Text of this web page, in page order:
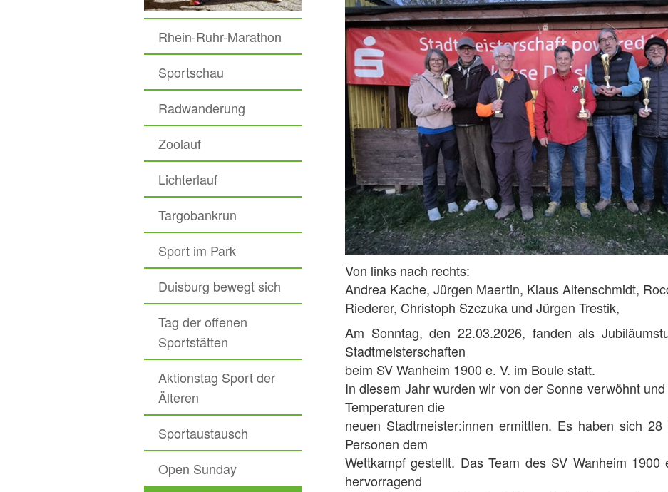
Rhein-Ruhr-Marathon
Sportschau
Radwanderung
Zoolauf
Lichterlauf
Targobankrun
Sport im Park
Duisburg bewegt sich
Tag der offenen
Sportstätten
Aktionstag Sport der
Älteren
Sportaustausch
Open Sunday
Von links nach rechts:
Andrea Kache, Jürgen Maertin, Klaus Altenschmidt,
Riederer, Christoph Szczuka und Jürgen Trestik,
Am Sonntag, den 22.03.2026, fanden als
Stadtmeisterschaften
beim SV Wanheim 1900 e. V. im Boule statt.
In diesem Jahr wurden wir von der Sonne verwöhnt
Temperaturen die
neuen Stadtmeister:innen ermittlen. Es haben sich
Personen dem
Wettkampf gestellt. Das Team des SV Wanheim
hervorragend